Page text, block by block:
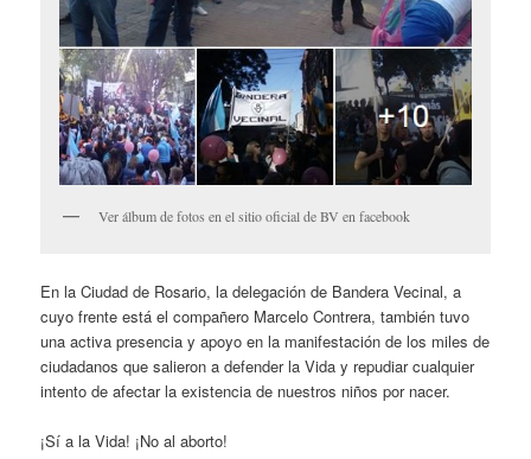
Ver álbum de fotos en el sitio oficial de BV en facebook
En la Ciudad de Rosario, la delegación de Bandera Vecinal, a
cuyo frente está el compañero Marcelo Contrera, también tuvo
una activa presencia y apoyo en la manifestación de los miles de
ciudadanos que salieron a defender la Vida y repudiar cualquier
intento de afectar la existencia de nuestros niños por nacer.
¡Sí a la Vida! ¡No al aborto!